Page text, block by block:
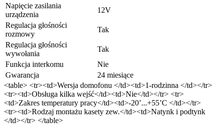
Napięcie zasilania
urządzenia
12V
Regulacja głośności
rozmowy
Tak
Regulacja głośności
wywołania
Tak
Funkcja interkomu
Nie
Gwarancja
24 miesiące
<table> <tr><td>Wersja domofonu </td><td>1-rodzinna </td></tr>
<tr><td>Obsługa kilka wejść</td><td>Nie</td></tr> <tr>
<td>Zakres temperatury pracy</td><td>-20’...+55’C </td></tr>
<tr><td>Rodzaj montażu kasety zew.</td><td>Natynk i podtynk
</td></tr> </table>